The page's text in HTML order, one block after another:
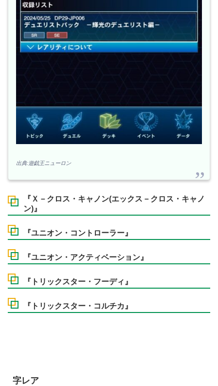
出典:遊戯王ニューロン
『Ｘ－クロス・キャノン(エックス－クロス・キャノ
ン)』
『ユニオン・コントローラー』
『ユニオン・アクティベーション』
『トリックスター・フーディ』
『トリックスター・コルチカ』
字レア